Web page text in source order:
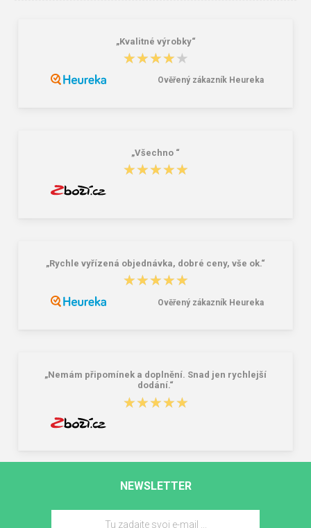
„Kvalitné výrobky“
★★★★★
★★★★★
Ověřený zákazník Heureka
„Všechno “
★★★★★
★★★★★
„Rychle vyřízená objednávka, dobré ceny, vše ok.“
★★★★★
★★★★★
Ověřený zákazník Heureka
„Nemám připomínek a doplnění. Snad jen rychlejší
dodání.“
★★★★★
★★★★★
NEWSLETTER